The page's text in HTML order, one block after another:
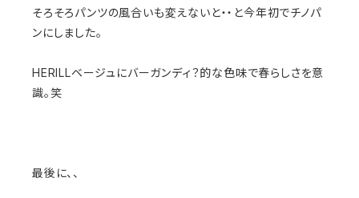
そろそろパンツの風合いも変えないと・・と今年初でチノパ
ンにしました。
HERILLベージュにバーガンディ？的な色味で春らしさを意
識。笑
最後に、、